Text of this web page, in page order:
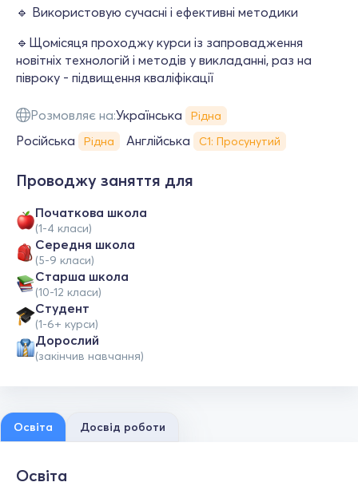
🔹 Використовую сучасні і ефективні методики
🔹Щомісяця проходжу курси із запровадження
новітніх технологій і методів у викладанні, раз на
півроку - підвищення кваліфікації
Розмовляє на:Українська Рідна
Російська Рідна Англійська С1: Просунутий
Проводжу заняття для
Початкова школа
(1-4 класи)
Середня школа
(5-9 класи)
Старша школа
(10-12 класи)
Студент
(1-6+ курси)
Дорослий
(закінчив навчання)
Освіта Досвід роботи
Освіта